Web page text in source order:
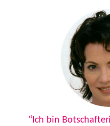
“Ich bin